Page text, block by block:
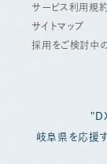
サービス利用規約
サイトマップ
採用をご検討中
岐阜県を応援